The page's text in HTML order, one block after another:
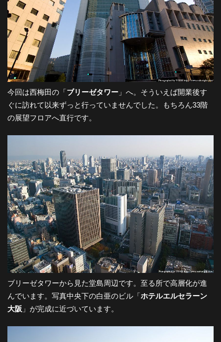
グ
-
大
阪
の
夜
景
と
都
市
風
今回は西梅田の「ブリーゼタワー 」へ。そういえば開業後す
ぐに訪れて以来ずっと行っていませんでした。もちろん33階
の展望フロアへ直行です。
ブリーゼタワーから見た堂島周辺です。至る所で高層化が進
んでいます。写真中央下の白亜のビル「ホテルエルセラーン
大阪 」が完成に近づいています。